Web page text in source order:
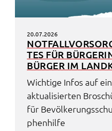
20.07.2026
TES FÜR
BÜRGER IM
Wich­ti­ge Infos auf
aktua­li­sier­ten
für
phen­hil­fe